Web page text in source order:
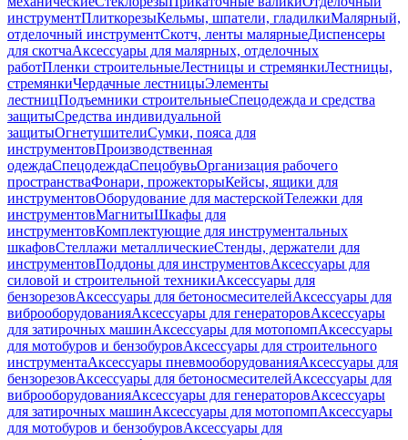
инструментПлиткорезыКельмы, шпатели, гладилкиМалярный,
отделочный инструментСкотч, ленты малярныеДиспенсеры
для скотчаАксессуары для малярных, отделочных
работПленки строительныеЛестницы и стремянкиЛестницы,
стремянкиЧердачные лестницыЭлементы
лестницПодъемники строительныеСпецодежда и средства
защитыСредства индивидуальной
защитыОгнетушителиСумки, пояса для
инструментовПроизводственная
одеждаСпецодеждаСпецобувьОрганизация рабочего
пространстваФонари, прожекторыКейсы, ящики для
инструментовОборудование для мастерскойТележки для
инструментовМагнитыШкафы для
инструментовКомплектующие для инструментальных
шкафовСтеллажи металлическиеСтенды, держатели для
инструментовПоддоны для инструментовАксессуары для
силовой и строительной техникиАксессуары для
бензорезовАксессуары для бетоносмесителейАксессуары для
виброоборудованияАксессуары для генераторовАксессуары
для затирочных машинАксессуары для мотопомпАксессуары
для мотобуров и бензобуровАксессуары для строительного
инструментаАксессуары пневмооборудованияАксессуары для
бензорезовАксессуары для бетоносмесителейАксессуары для
виброоборудованияАксессуары для генераторовАксессуары
для затирочных машинАксессуары для мотопомпАксессуары
для мотобуров и бензобуровАксессуары для